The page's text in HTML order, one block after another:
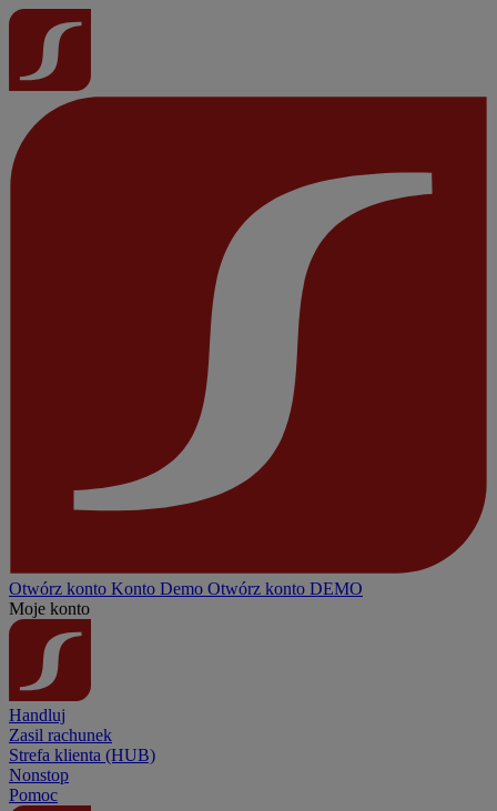
Otwórz konto Konto Demo Otwórz konto DEMO
Moje konto
Handluj
Zasil rachunek
Strefa klienta (HUB)
Nonstop
Pomoc